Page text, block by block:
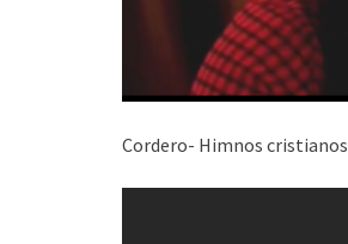
Cordero- Himnos cristianos